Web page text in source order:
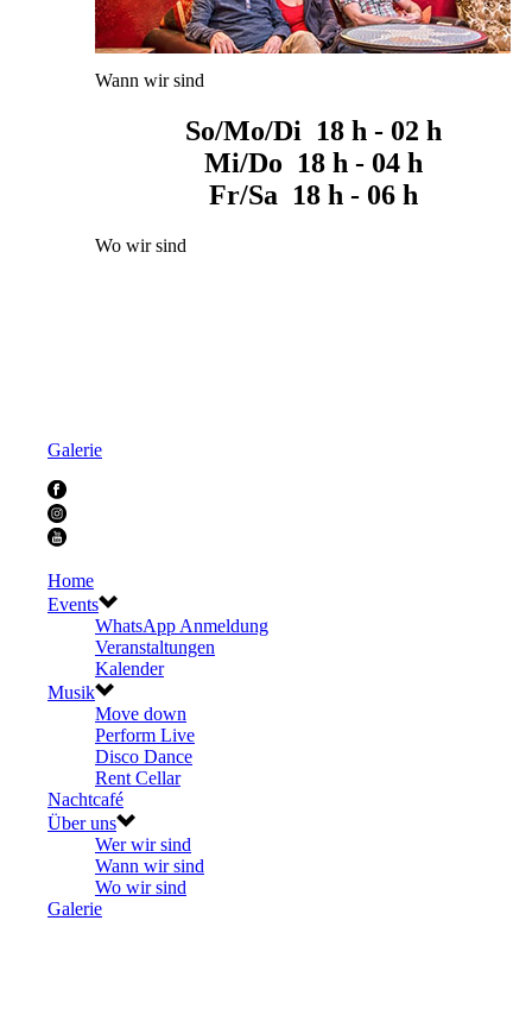
Wann wir sind
So/Mo/Di 18 h - 02 h
Mi/Do 18 h - 04 h
Fr/Sa 18 h - 06 h
Wo wir sind
Galerie
Home
Events
WhatsApp Anmeldung
Veranstaltungen
Kalender
Musik
Move down
Perform Live
Disco Dance
Rent Cellar
Nachtcafé
Über uns
Wer wir sind
Wann wir sind
Wo wir sind
Galerie